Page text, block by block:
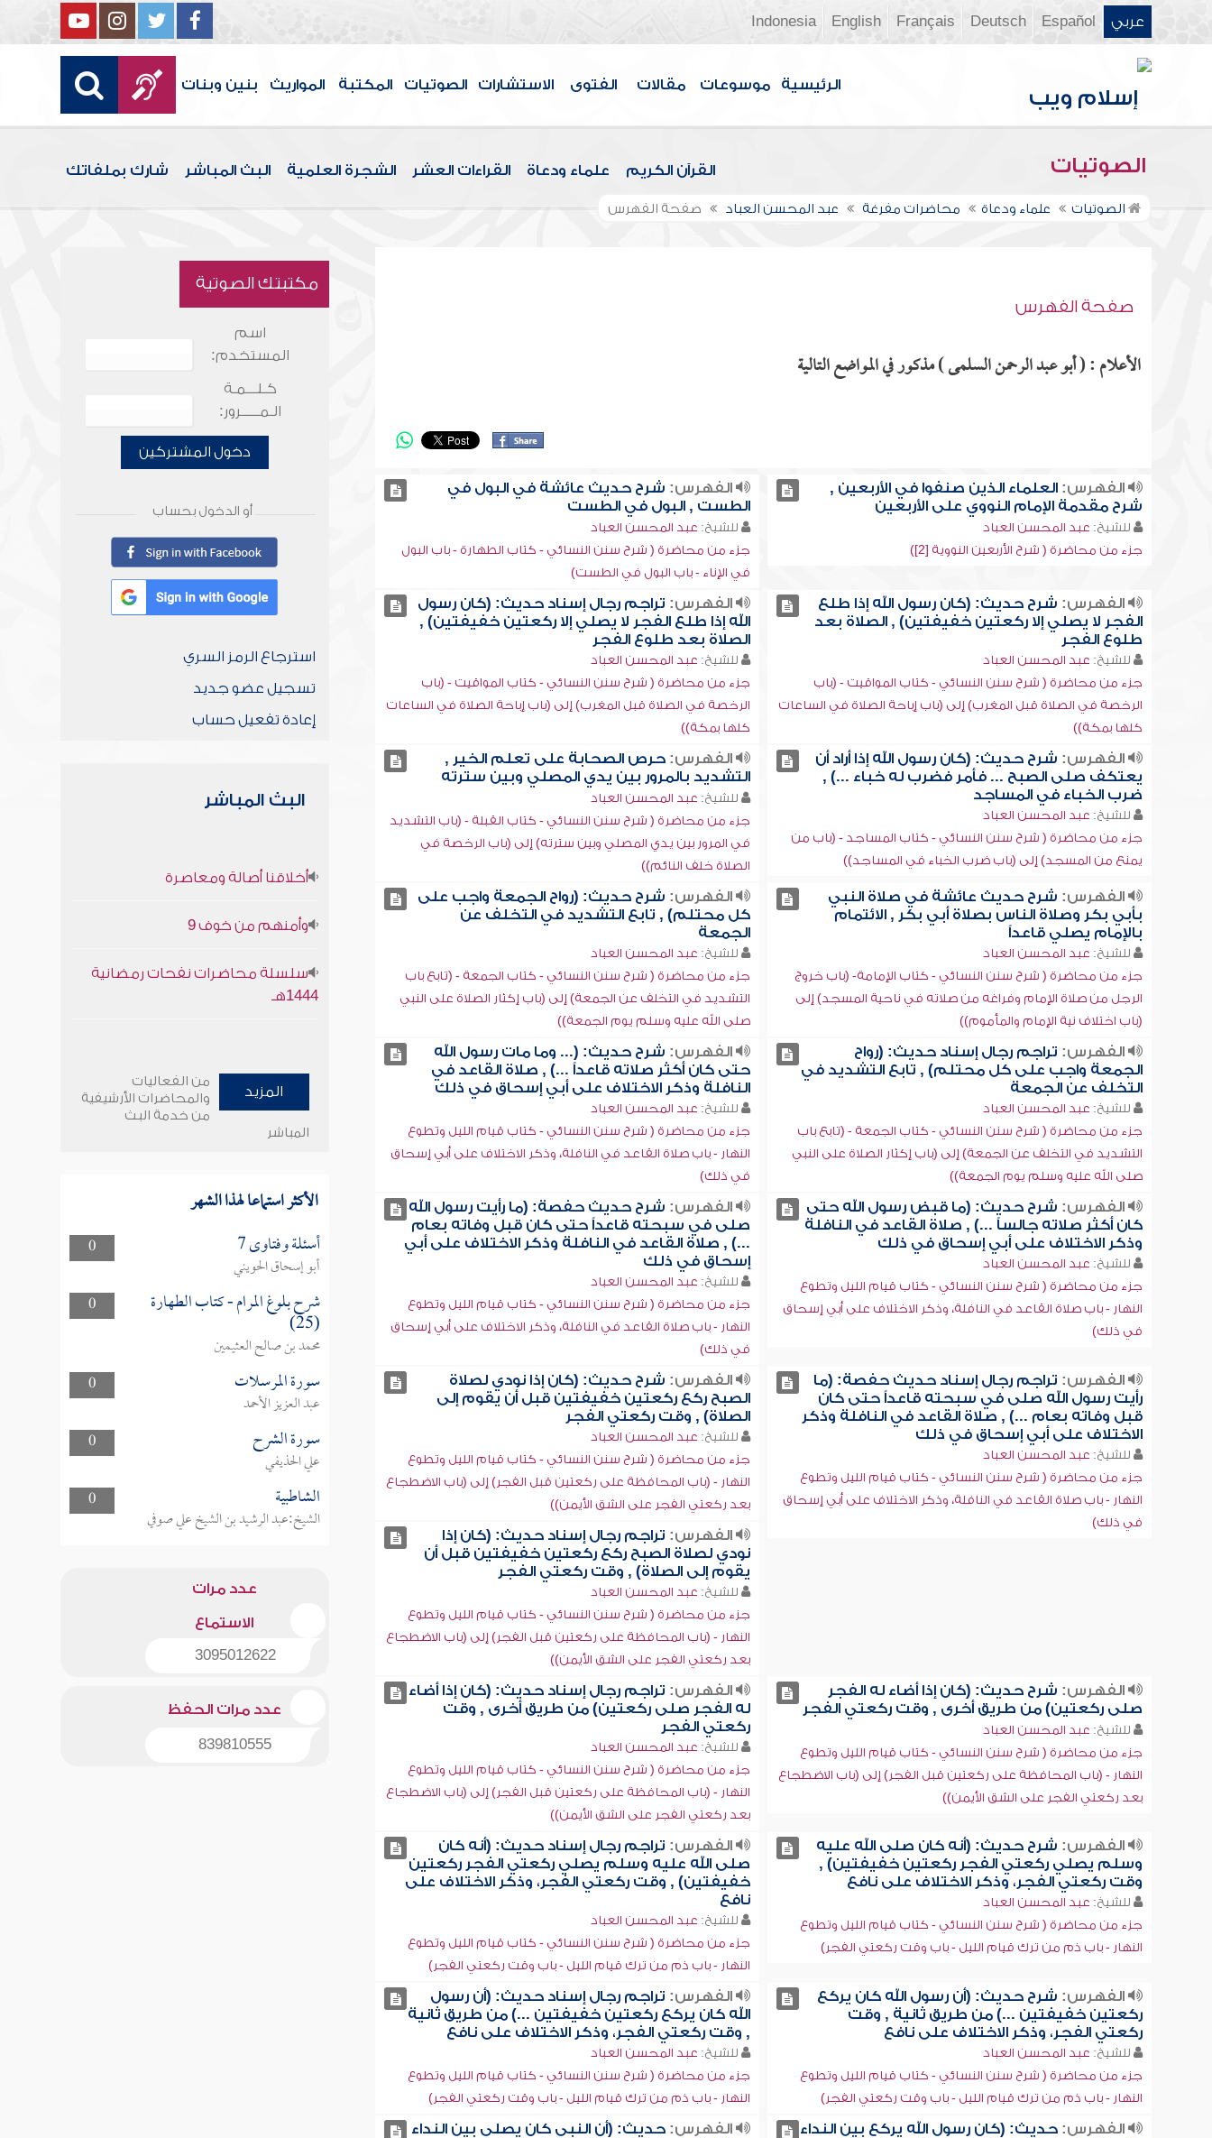
عربي Español
Deutsch
Français
English
Indonesia
الرئيسية موسوعات مقالات الفتوى الاستشارات الصوتيات المكتبة المواريث بنين وبنات
الصوتيات القرآن الكريم علماء ودعاة القراءات العشر الشجرة العلمية البث المباشر شارك بملفاتك
الصوتيات علماء ودعاة محاضرات مفرغة عبد المحسن العباد صفحة الفهرس
صفحة الفهرس
الأعلام : ( أبو عبد الرحمن السلمى ) مذكور في المواضع التالية
الفهرس:العلماء الذين صنفوا في الأربعين ,
شرح مقدمة الإمام النووي على الأربعين
للشيخ: عبد المحسن العباد
جزء من محاضرة ( شرح الأربعين النووية [2])
الفهرس: شرح حديث عائشة في البول في
الطست , البول في الطست
للشيخ: عبد المحسن العباد
جزء من محاضرة ( شرح سنن النسائي - كتاب الطهارة - باب البول
في الإناء - باب البول في الطست)
الفهرس: شرح حديث: (كان رسول الله إذا طلع
الفجر لا يصلي إلا ركعتين خفيفتين) , الصلاة بعد
طلوع الفجر
للشيخ: عبد المحسن العباد
جزء من محاضرة ( شرح سنن النسائي - كتاب المواقيت - (باب
الرخصة في الصلاة قبل المغرب) إلى (باب إباحة الصلاة في الساعات
كلها بمكة))
الفهرس: تراجم رجال إسناد حديث: (كان رسول
الله إذا طلع الفجر لا يصلي إلا ركعتين خفيفتين) ,
الصلاة بعد طلوع الفجر
للشيخ: عبد المحسن العباد
جزء من محاضرة ( شرح سنن النسائي - كتاب المواقيت - (باب
الرخصة في الصلاة قبل المغرب) إلى (باب إباحة الصلاة في الساعات
كلها بمكة))
الفهرس: شرح حديث: (كان رسول الله إذا أراد أن
يعتكف صلى الصبح ... فأمر فضرب له خباء ...) ,
ضرب الخباء في المساجد
للشيخ: عبد المحسن العباد
جزء من محاضرة ( شرح سنن النسائي - كتاب المساجد - (باب من
يمنع من المسجد) إلى (باب ضرب الخباء في المساجد))
الفهرس: حرص الصحابة على تعلم الخير ,
التشديد بالمرور بين يدي المصلي وبين سترته
للشيخ: عبد المحسن العباد
جزء من محاضرة ( شرح سنن النسائي - كتاب القبلة - (باب التشديد
في المرور بين يدي المصلي وبين سترته) إلى (باب الرخصة في
الصلاة خلف النائم))
الفهرس: شرح حديث عائشة في صلاة النبي
بأبي بكر وصلاة الناس بصلاة أبي بكر , الائتمام
بالإمام يصلي قاعداً
للشيخ: عبد المحسن العباد
جزء من محاضرة ( شرح سنن النسائي - كتاب الإمامة- (باب خروج
الرجل من صلاة الإمام وفراغه من صلاته في ناحية المسجد) إلى
(باب اختلاف نية الإمام والمأموم))
الفهرس: شرح حديث: (رواح الجمعة واجب على
كل محتلم) , تابع التشديد في التخلف عن
الجمعة
للشيخ: عبد المحسن العباد
جزء من محاضرة ( شرح سنن النسائي - كتاب الجمعة - (تابع باب
التشديد في التخلف عن الجمعة) إلى (باب إكثار الصلاة على النبي
صلى الله عليه وسلم يوم الجمعة))
الفهرس: تراجم رجال إسناد حديث: (رواح
الجمعة واجب على كل محتلم) , تابع التشديد في
التخلف عن الجمعة
للشيخ: عبد المحسن العباد
جزء من محاضرة ( شرح سنن النسائي - كتاب الجمعة - (تابع باب
التشديد في التخلف عن الجمعة) إلى (باب إكثار الصلاة على النبي
صلى الله عليه وسلم يوم الجمعة))
الفهرس: شرح حديث: (... وما مات رسول الله
حتى كان أكثر صلاته قاعداً ...) , صلاة القاعد في
النافلة وذكر الاختلاف على أبي إسحاق في ذلك
للشيخ: عبد المحسن العباد
جزء من محاضرة ( شرح سنن النسائي - كتاب قيام الليل وتطوع
النهار - باب صلاة القاعد في النافلة، وذكر الاختلاف على أبي إسحاق
في ذلك)
الفهرس: شرح حديث: (ما قبض رسول الله حتى
كان أكثر صلاته جالساً ...) , صلاة القاعد في النافلة
وذكر الاختلاف على أبي إسحاق في ذلك
للشيخ: عبد المحسن العباد
جزء من محاضرة ( شرح سنن النسائي - كتاب قيام الليل وتطوع
النهار - باب صلاة القاعد في النافلة، وذكر الاختلاف على أبي إسحاق
في ذلك)
الفهرس: شرح حديث حفصة: (ما رأيت رسول الله
صلى في سبحته قاعداً حتى كان قبل وفاته بعام
...) , صلاة القاعد في النافلة وذكر الاختلاف على أبي
إسحاق في ذلك
للشيخ: عبد المحسن العباد
جزء من محاضرة ( شرح سنن النسائي - كتاب قيام الليل وتطوع
النهار - باب صلاة القاعد في النافلة، وذكر الاختلاف على أبي إسحاق
في ذلك)
الفهرس: تراجم رجال إسناد حديث حفصة: (ما
رأيت رسول الله صلى في سبحته قاعداً حتى كان
قبل وفاته بعام ...) , صلاة القاعد في النافلة وذكر
الاختلاف على أبي إسحاق في ذلك
للشيخ: عبد المحسن العباد
جزء من محاضرة ( شرح سنن النسائي - كتاب قيام الليل وتطوع
النهار - باب صلاة القاعد في النافلة، وذكر الاختلاف على أبي إسحاق
في ذلك)
الفهرس: شرح حديث: (كان إذا نودي لصلاة
الصبح ركع ركعتين خفيفتين قبل أن يقوم إلى
الصلاة) , وقت ركعتي الفجر
للشيخ: عبد المحسن العباد
جزء من محاضرة ( شرح سنن النسائي - كتاب قيام الليل وتطوع
النهار - (باب المحافظة على ركعتين قبل الفجر) إلى (باب الاضطجاع
بعد ركعتي الفجر على الشق الأيمن))
الفهرس: تراجم رجال إسناد حديث: (كان إذا
نودي لصلاة الصبح ركع ركعتين خفيفتين قبل أن
يقوم إلى الصلاة) , وقت ركعتي الفجر
للشيخ: عبد المحسن العباد
جزء من محاضرة ( شرح سنن النسائي - كتاب قيام الليل وتطوع
النهار - (باب المحافظة على ركعتين قبل الفجر) إلى (باب الاضطجاع
بعد ركعتي الفجر على الشق الأيمن))
الفهرس: شرح حديث: (كان إذا أضاء له الفجر
صلى ركعتين) من طريق أخرى , وقت ركعتي الفجر
للشيخ: عبد المحسن العباد
جزء من محاضرة ( شرح سنن النسائي - كتاب قيام الليل وتطوع
النهار - (باب المحافظة على ركعتين قبل الفجر) إلى (باب الاضطجاع
بعد ركعتي الفجر على الشق الأيمن))
الفهرس: تراجم رجال إسناد حديث: (كان إذا أضاء
له الفجر صلى ركعتين) من طريق أخرى , وقت
ركعتي الفجر
للشيخ: عبد المحسن العباد
جزء من محاضرة ( شرح سنن النسائي - كتاب قيام الليل وتطوع
النهار - (باب المحافظة على ركعتين قبل الفجر) إلى (باب الاضطجاع
بعد ركعتي الفجر على الشق الأيمن))
الفهرس: شرح حديث: (أنه كان صلى الله عليه
وسلم يصلي ركعتي الفجر ركعتين خفيفتين) ,
وقت ركعتي الفجر، وذكر الاختلاف على نافع
للشيخ: عبد المحسن العباد
جزء من محاضرة ( شرح سنن النسائي - كتاب قيام الليل وتطوع
النهار - باب ذم من ترك قيام الليل - باب وقت ركعتي الفجر)
الفهرس: تراجم رجال إسناد حديث: (أنه كان
صلى الله عليه وسلم يصلي ركعتي الفجر ركعتين
خفيفتين) , وقت ركعتي الفجر، وذكر الاختلاف على
نافع
للشيخ: عبد المحسن العباد
جزء من محاضرة ( شرح سنن النسائي - كتاب قيام الليل وتطوع
النهار - باب ذم من ترك قيام الليل - باب وقت ركعتي الفجر)
الفهرس: شرح حديث: (أن رسول الله كان يركع
ركعتين خفيفتين ...) من طريق ثانية , وقت
ركعتي الفجر، وذكر الاختلاف على نافع
للشيخ: عبد المحسن العباد
جزء من محاضرة ( شرح سنن النسائي - كتاب قيام الليل وتطوع
النهار - باب ذم من ترك قيام الليل - باب وقت ركعتي الفجر)
الفهرس: تراجم رجال إسناد حديث: (أن رسول
الله كان يركع ركعتين خفيفتين ...) من طريق ثانية
, وقت ركعتي الفجر، وذكر الاختلاف على نافع
للشيخ: عبد المحسن العباد
جزء من محاضرة ( شرح سنن النسائي - كتاب قيام الليل وتطوع
النهار - باب ذم من ترك قيام الليل - باب وقت ركعتي الفجر)
الفهرس:حديث: (كان رسول الله يركع بين النداء
الفهرس: حديث: (أن النبي كان يصلي بين النداء
مكتبتك الصوتية
اسم
المستخدم:
كـلـــمـة
الـمـــــرور:
دخول المشتركين
أو الدخول بحساب
استرجاع الرمز السري
تسجيل عضو جديد
إعادة تفعيل حساب
البث المباشر
أخلاقنا أصالة ومعاصرة
وأمنهم من خوف 9
سلسلة محاضرات نفحات رمضانية
1444هـ
المزيد
من الفعاليات
والمحاضرات الأرشيفية
من خدمة البث
المباشر
الأكثر استماعا لهذا الشهر
0 أسئلة وفتاوى 7
أبو إسحاق الحويني
0
شرح بلوغ المرام - كتاب الطهارة
(25)
محمد بن صالح العثيمين
0
سورة المرسلات
عبد العزيز الأحمد
0
سورة الشرح
علي الحذيفي
0
الشاطبية
الشيخ:عبد الرشيد بن الشيخ علي صوفي
عدد مرات
الاستماع
3095012622
عدد مرات الحفظ
839810555